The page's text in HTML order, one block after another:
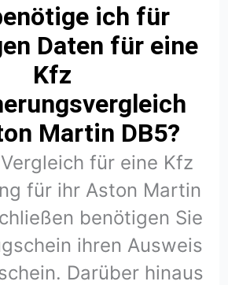
ich für
Daten für eine
Kfz
Martin DB5?
für eine Kfz
für ihr Aston Martin
benötigen Sie
ihren Ausweis
Darüber hinaus